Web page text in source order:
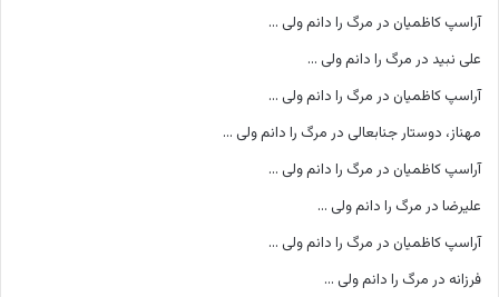
آراسپ کاظمیان در مرگ را دانم ولی …
علی نبید در مرگ را دانم ولی …
آراسپ کاظمیان در مرگ را دانم ولی …
مهناز، دوستار جنابعالی در مرگ را دانم ولی …
آراسپ کاظمیان در مرگ را دانم ولی …
علیرضا در مرگ را دانم ولی …
آراسپ کاظمیان در مرگ را دانم ولی …
فرزانه در مرگ را دانم ولی …